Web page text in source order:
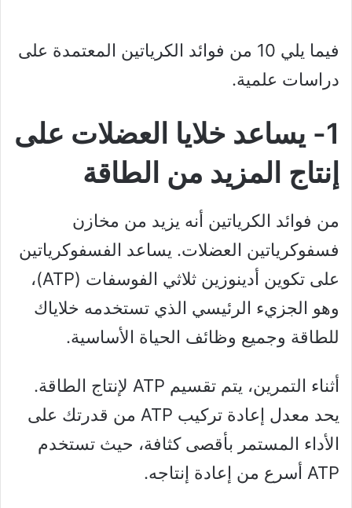
فيما يلي 10 من فوائد الكرياتين المعتمدة على
دراسات علمية.
1- يساعد خلايا العضلات على
إنتاج المزيد من الطاقة
من فوائد الكرياتين أنه يزيد من مخازن
فسفوكرياتين العضلات. يساعد الفسفوكرياتين
على تكوين أدينوزين ثلاثي الفوسفات (ATP)،
وهو الجزيء الرئيسي الذي تستخدمه خلاياك
للطاقة وجميع وظائف الحياة الأساسية.
أثناء التمرين، يتم تقسيم ATP لإنتاج الطاقة.
يحد معدل إعادة تركيب ATP من قدرتك على
الأداء المستمر بأقصى كثافة، حيث تستخدم
ATP أسرع من إعادة إنتاجه.